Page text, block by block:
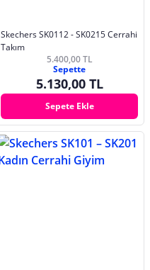
Skechers SK0112 - SK0215 Cerrahi
Takım
5.400,00 TL
Sepette
5.130,00 TL
Sepete Ekle